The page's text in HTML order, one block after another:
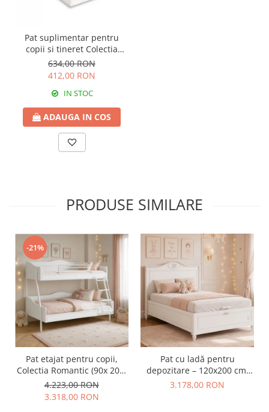
Pat suplimentar pentru
copii si tineret Colectia
White ( 90x190 cm )
634,00 RON
412,00 RON
IN STOC
ADAUGA IN COS
PRODUSE SIMILARE
-21%
Pat etajat pentru copii,
Colectia Romantic (90x 200-
120x200 cm)
4.223,00 RON
3.318,00 RON
Pat cu ladă pentru
depozitare – 120x200 cm,
pentru copii și adolescenți,
3.178,00 RON